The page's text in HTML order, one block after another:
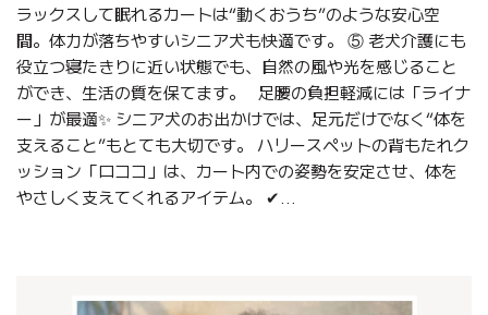
ラックスして眠れるカートは“動くおうち”のような安心空
間。体力が落ちやすいシニア犬も快適です。 ⑤ 老犬介護にも
役立つ寝たきりに近い状態でも、自然の風や光を感じること
ができ、生活の質を保てます。 足腰の負担軽減には「ライナ
ー」が最適✨ シニア犬のお出かけでは、足元だけでなく“体を
支えること”もとても大切です。 ハリースペットの背もたれク
ッション「ロココ」は、カート内での姿勢を安定させ、体を
やさしく支えてくれるアイテム。 ✔...